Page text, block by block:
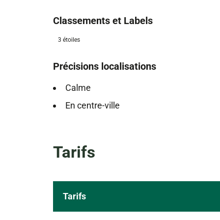
Classements et Labels
3 étoiles
Précisions localisations
Calme
En centre-ville
Tarifs
Tarifs